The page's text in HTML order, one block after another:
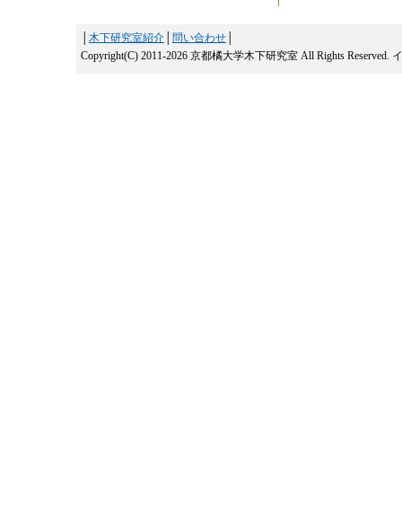
木下研究室紹介 問い合わせ
Copyright(C) 2011-2026 京都橘大学木下研究室 All Rights Reserved.